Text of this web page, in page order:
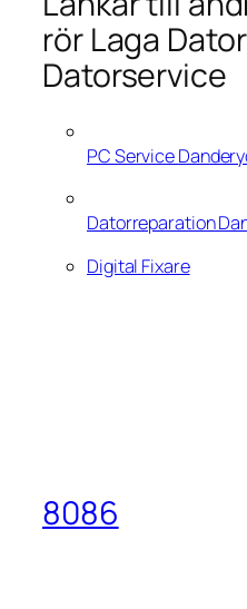
rör Laga
Datorservice
PC Service
Datorreparation
Digital Fixare
8086